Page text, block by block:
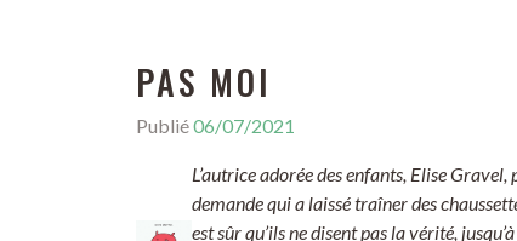
PAS MOI
Publié06/07/2021
L’autrice adorée des enfants, Elise
demande qui a laissé traîner des
est sûr qu’ils ne disent pas la vérité,